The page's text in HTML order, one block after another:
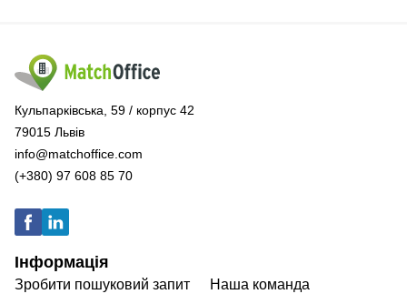
Кульпарківська, 59 / корпус 42
79015 Львів
info@matchoffice.com
(+380) 97 608 85 70
Інформація
Зробити пошуковий запит
Наша команда